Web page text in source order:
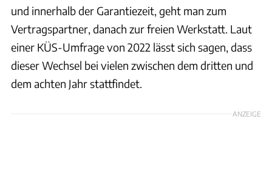
und innerhalb der Garantiezeit, geht man zum
Vertragspartner, danach zur freien Werkstatt. Laut
einer KÜS-Umfrage von 2022 lässt sich sagen, dass
dieser Wechsel bei vielen zwischen dem dritten und
dem achten Jahr stattfindet.
ANZEIGE